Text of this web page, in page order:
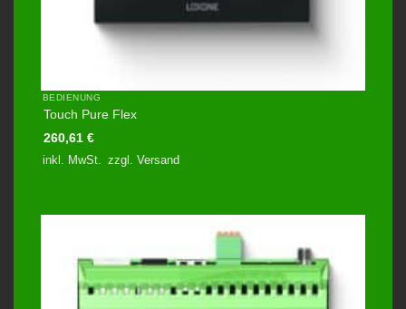
BEDIENUNG
Touch Pure Flex
260,61 €
inkl. MwSt.
zzgl. Versand